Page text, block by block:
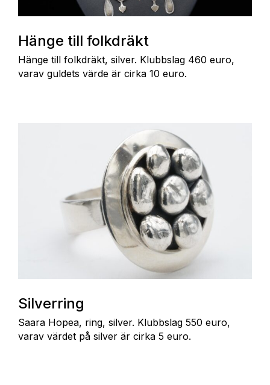
Hänge till folkdräkt
Hänge till folkdräkt, silver. Klubbslag 460 euro,
varav guldets värde är cirka 10 euro.
Silverring
Saara Hopea, ring, silver. Klubbslag 550 euro,
varav värdet på silver är cirka 5 euro.